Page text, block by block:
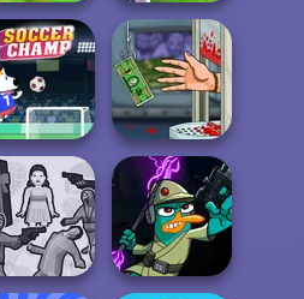
Kick Classic Real Football
Champ
2018
Handless
Millionaire